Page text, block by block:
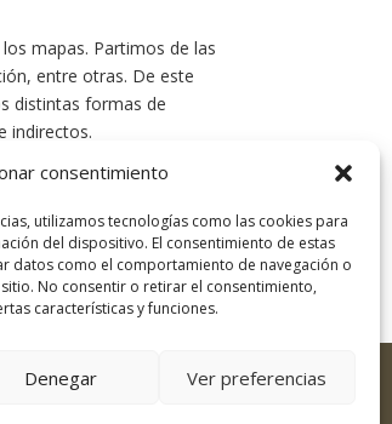
consentimiento
utilizamos tecnologías como las cookies para
del dispositivo. El consentimiento de estas
datos como el comportamiento de navegación o
No consentir o retirar el consentimiento,
características y funciones.
Denegar Ver preferencias
mapas. Partimos de las
entre otras. De este
distintas formas de
indirectos.
del hombre blanco»
por Alicia Campos